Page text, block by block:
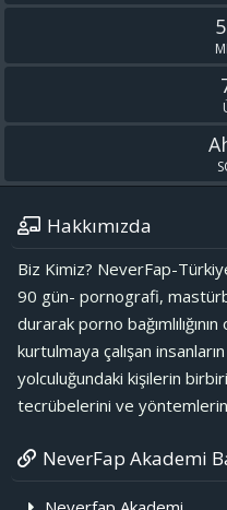
Hakkımızda
Biz Kimiz? NeverFap-
90 gün- pornografi,
durarak porno
kurtulmaya çalışan
yolculuğundaki kişilerin
tecrübelerini ve
NeverFap Akademi